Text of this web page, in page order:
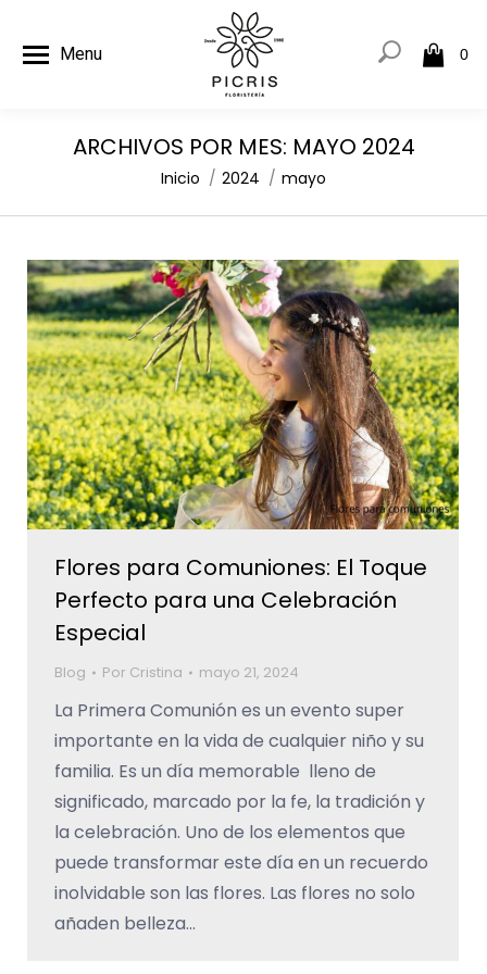
Menu 0
ARCHIVOS POR MES: MAYO 2024
Estás aquí:
Inicio 2024 mayo
Flores para Comuniones: El Toque
Perfecto para una Celebración
Especial
Blog Por Cristina mayo 21, 2024
La Primera Comunión es un evento super
importante en la vida de cualquier niño y su
familia. Es un día memorable lleno de
significado, marcado por la fe, la tradición y
la celebración. Uno de los elementos que
puede transformar este día en un recuerdo
inolvidable son las flores. Las flores no solo
añaden belleza…